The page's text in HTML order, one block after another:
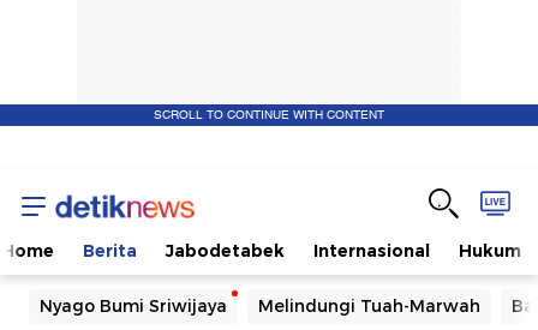
SCROLL TO CONTINUE WITH CONTENT
Home Berita Jabodetabek Internasional Hukum
Nyago Bumi Sriwijaya Melindungi Tuah-Marwah